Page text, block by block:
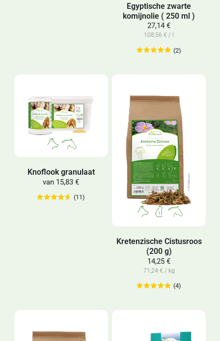
Egyptische zwarte
komijnolie ( 250 ml )
27,14 €
108,56 € / l
(2)
Knoflook granulaat
van 15,83 €
(11)
Kretenzische Cistusroos
(200 g)
14,25 €
71,24 € / kg
(4)